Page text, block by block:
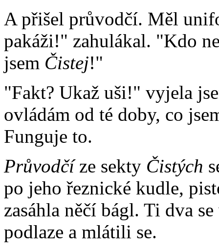
A přišel průvodčí. Měl
pakáži!" zahulákal. "Kdo
jsem Čistej!"
"Fakt? Ukaž uši!" vyjela
ovládám od té doby, co
Funguje to.
Průvodčíze sekty Čistých
po jeho řeznické kudle,
zasáhla něčí bágl. Ti dva
podlaze a mlátili se.